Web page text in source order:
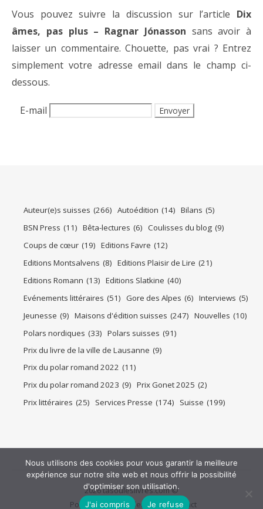
Vous pouvez suivre la discussion sur l’article Dix
âmes, pas plus – Ragnar Jónasson sans avoir à
laisser un commentaire. Chouette, pas vrai ? Entrez
simplement votre adresse email dans le champ ci-
dessous.
E-mail
Auteur(e)s suisses (266) Autoédition (14) Bilans (5)
BSN Press (11) Bêta-lectures (6) Coulisses du blog (9)
Coups de cœur (19) Editions Favre (12)
Editions Montsalvens (8) Editions Plaisir de Lire (21)
Editions Romann (13) Editions Slatkine (40)
Evénements littéraires (51) Gore des Alpes (6) Interviews (5)
Jeunesse (9) Maisons d'édition suisses (247) Nouvelles (10)
Polars nordiques (33) Polars suisses (91)
Prix du livre de la ville de Lausanne (9)
Prix du polar romand 2022 (11)
Prix du polar romand 2023 (9) Prix Gonet 2025 (2)
Prix littéraires (25) Services Presse (174) Suisse (199)
2026 tasouleslivres.com ©
Politique de confidentialité Contact
Nous utilisons des cookies pour vous garantir la meilleure
expérience sur notre site web et nous offrir la possibilité
d'optimiser son utilisation.
J'ai compris
Je refuse